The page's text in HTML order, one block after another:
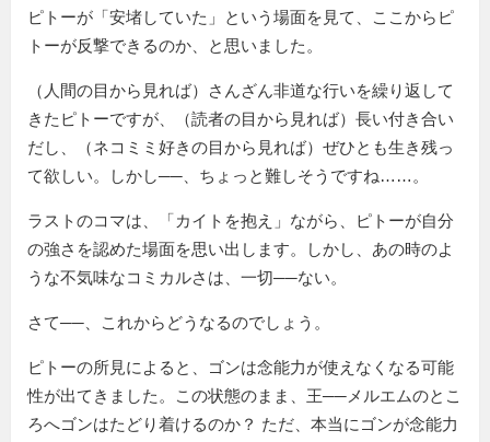
ピトーが 安堵していた
という場面を見て、ここからピ
トーが反撃できるのか、と思いました。
（人間の目から見れば）さんざん非道な行いを繰り返して
きたピトーですが、（読者の目から見れば）長い付き合い
だし、（ネコミミ好きの目から見れば）ぜひとも生き残っ
て欲しい。しかし──、ちょっと難しそうですね……。
ラストのコマは、「カイトを抱え」ながら、ピトーが自分
の強さを認めた場面を思い出します。しかし、あの時のよ
うな不気味なコミカルさは、一切──ない。
さて──、これからどうなるのでしょう。
ピトーの所見によると、ゴンは念能力が使えなくなる可能
性が出てきました。この状態のまま、王──メルエムのとこ
ろへゴンはたどり着けるのか？ ただ、本当にゴンが念能力